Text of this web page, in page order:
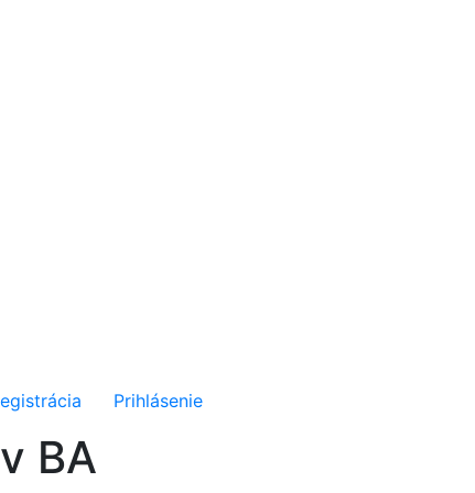
Prihlásenie
BA